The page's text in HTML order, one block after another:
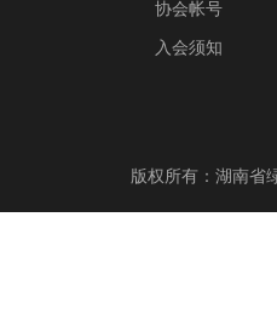
协会帐号
入会须知
版权所有：湖南省